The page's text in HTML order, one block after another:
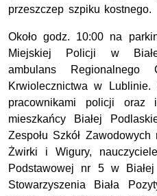
przeszczep szpiku kostnego.
Około godz. 10:00 na
Miejskiej Policji w
ambulans Regionalnego
Krwiolecznictwa w
pracownikami policji oraz
mieszkańcy Białej
Zespołu Szkół
Żwirki i Wigury,
Podstawowej nr 5 w
Stowarzyszenia Biała